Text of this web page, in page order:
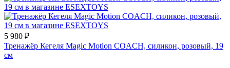
5 980 ₽
Тренажёр Кегеля Magic Motion COACH, силикон, розовый, 19
см